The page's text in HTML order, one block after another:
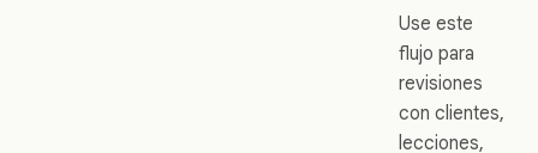
Use este
flujo para
revisiones
con clientes,
lecciones,